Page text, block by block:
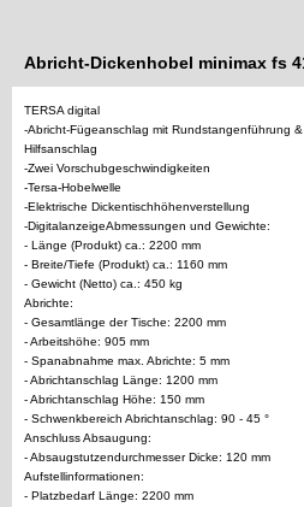
Abricht-Dickenhobel minimax fs
TERSA digital
-Abricht-Fügeanschlag mit Rundstangenführung &
Hilfsanschlag
-Zwei Vorschubgeschwindigkeiten
-Tersa-Hobelwelle
-Elektrische Dickentischhöhenverstellung
-DigitalanzeigeAbmessungen und Gewichte:
- Länge (Produkt) ca.: 2200 mm
- Breite/Tiefe (Produkt) ca.: 1160 mm
- Gewicht (Netto) ca.: 450 kg
Abrichte:
- Gesamtlänge der Tische: 2200 mm
- Arbeitshöhe: 905 mm
- Spanabnahme max. Abrichte: 5 mm
- Abrichtanschlag Länge: 1200 mm
- Abrichtanschlag Höhe: 150 mm
- Schwenkbereich Abrichtanschlag: 90 - 45 °
Anschluss Absaugung:
- Absaugstutzendurchmesser Dicke: 120 mm
Aufstellinformationen:
- Platzbedarf Länge: 2200 mm